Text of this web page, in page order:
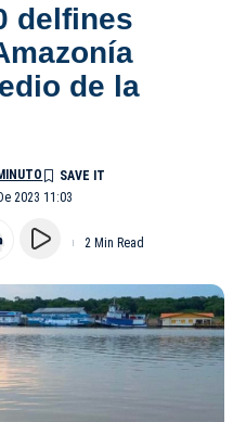
delfines
de la
2023 11:03
2 Min Read